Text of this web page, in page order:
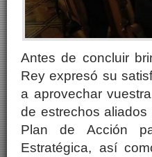
Antes de concluir
Rey expresó su
a aprovechar
de estrechos
Plan de Acción
Estratégica, así